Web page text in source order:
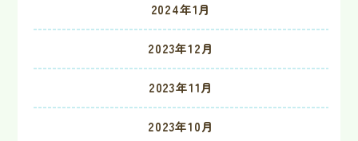
2024年1月
2023年12月
2023年11月
2023年10月